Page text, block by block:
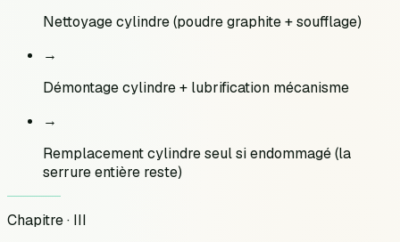
Nettoyage cylindre (poudre graphite + soufflage)
→
Démontage cylindre + lubrification mécanisme
→
Remplacement cylindre seul si endommagé (la
serrure entière reste)
Chapitre · III